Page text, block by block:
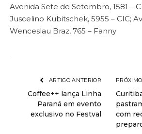
Avenida Sete de Setembro, 1581 –
Juscelino Kubitschek, 5955 – CIC;
Wenceslau Braz, 765 – Fanny
ARTIGO ANTERIOR
Coffee++ lança Linha
Paraná em evento
exclusivo no Festval
com